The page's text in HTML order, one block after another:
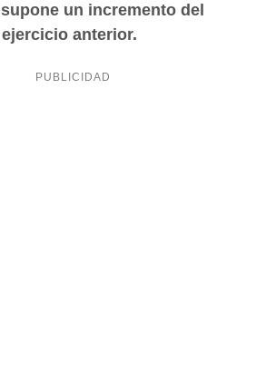
un incremento del
anterior.